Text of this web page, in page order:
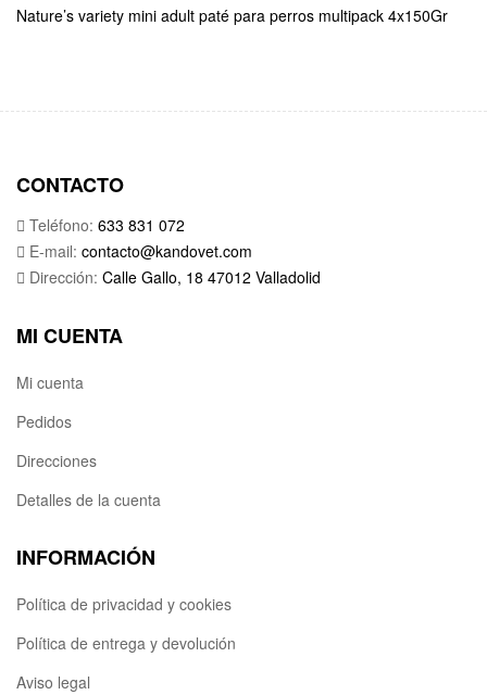
Nature’s variety mini adult paté para perros multipack 4x150Gr
CONTACTO
Teléfono: 633 831 072
E-mail: contacto@kandovet.com
Dirección: Calle Gallo, 18 47012 Valladolid
MI CUENTA
Mi cuenta
Pedidos
Direcciones
Detalles de la cuenta
INFORMACIÓN
Política de privacidad y cookies
Política de entrega y devolución
Aviso legal